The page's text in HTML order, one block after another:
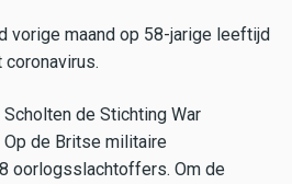
vorige maand op 58-jarige leeftijd
coronavirus.
de Stichting War
de Britse militaire
oorlogsslachtoffers. Om de